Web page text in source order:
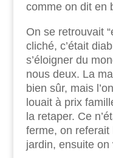
comme on dit en
On se retrouvait
cliché, c’était
s’éloigner du
nous deux. La
bien sûr, mais
louait à prix
la retaper. Ce
ferme, on referait
jardin, ensuite on